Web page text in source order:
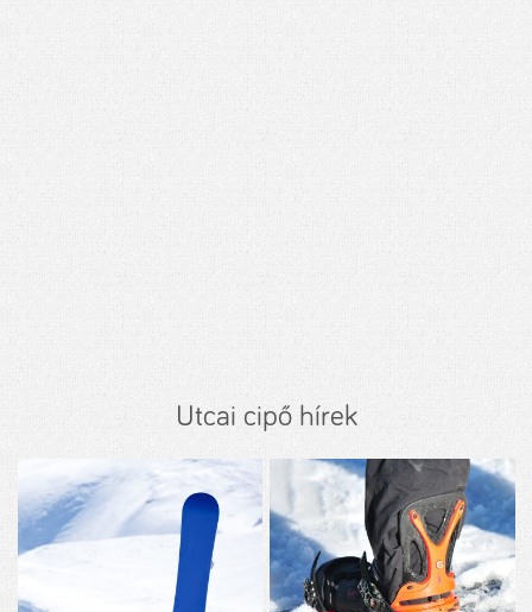
Utcai cipő hírek